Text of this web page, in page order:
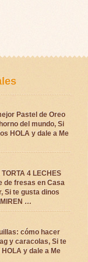
Pastel de Oreo
del mundo, Si
HOLA y dale a Me
4 LECHES
de fresas en Casa
Si te gusta dinos
…
cómo hacer
y caracolas, Si te
y dale a Me